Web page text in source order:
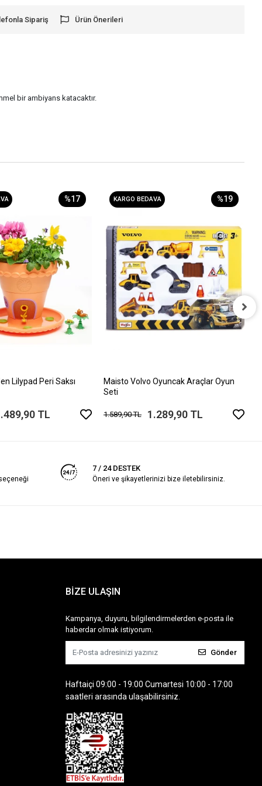
Sipariş Ürün Önerileri
bir ambiyans katacaktır.
%17
Lilypad Peri Saksı
TL
KARGO BEDAVA %19
Maisto Volvo Oyuncak Araçlar Oyun
Seti
1.589,90 TL 1.289,90 TL
7 / 24 DESTEK
Öneri ve şikayetlerinizi bize iletebilirsiniz.
BİZE ULAŞIN
Kampanya, duyuru, bilgilendirmelerden e-posta ile
haberdar olmak istiyorum.
Gönder
Haftaiçi 09:00 - 19:00 Cumartesi 10:00 - 17:00
saatleri arasında ulaşabilirsiniz.